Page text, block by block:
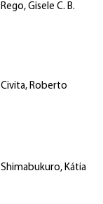
Rego, Gisele C. B.
Civita, Roberto
Shimabukuro, Kátia